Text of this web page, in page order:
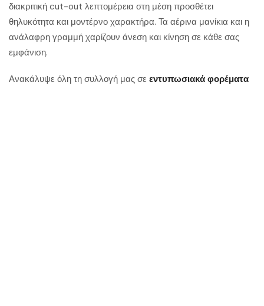
διακριτική cut-out λεπτομέρεια στη μέση προσθέτει
θηλυκότητα και μοντέρνο χαρακτήρα. Τα αέρινα μανίκια και η
ανάλαφρη γραμμή χαρίζουν άνεση και κίνηση σε κάθε σας
εμφάνιση.
Ανακάλυψε όλη τη συλλογή μας σε εντυπωσιακά φορέματα